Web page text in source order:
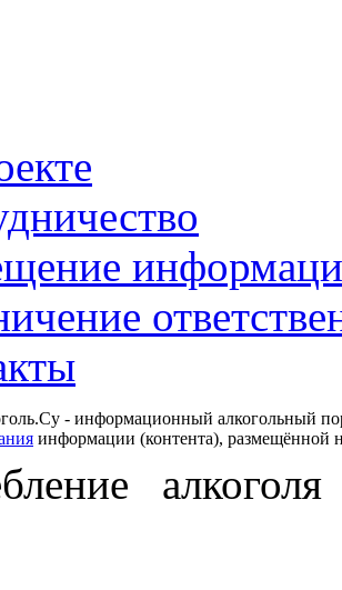
- информационный алкогольный
информации (контента), размещённой